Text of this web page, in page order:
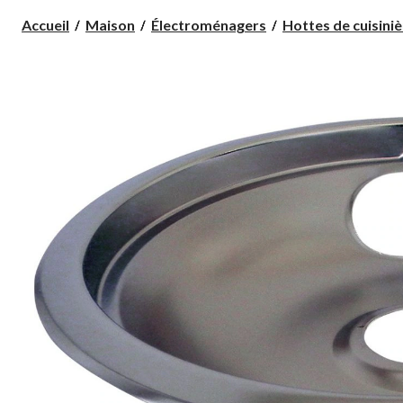
Accueil Maison Électroménagers Hottes de